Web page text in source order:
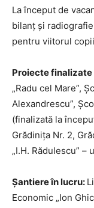
La început de
bilanț și
pentru viitorul
Proiecte
„Radu cel Mare”,
Alexandrescu”,
(finalizată la
Grădinița Nr. 2,
„I.H. Rădulescu” –
Șantiere în lucru:
Economic „Ion